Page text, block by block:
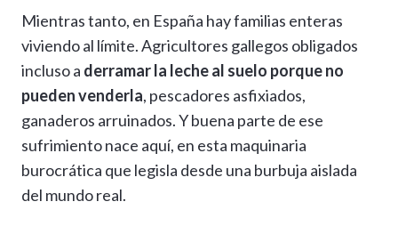
Mientras tanto, en España hay familias enteras
viviendo al límite. Agricultores gallegos obligados
incluso a derramar la leche al suelo porque no
pueden venderla, pescadores asfixiados,
ganaderos arruinados. Y buena parte de ese
sufrimiento nace aquí, en esta maquinaria
burocrática que legisla desde una burbuja aislada
del mundo real.